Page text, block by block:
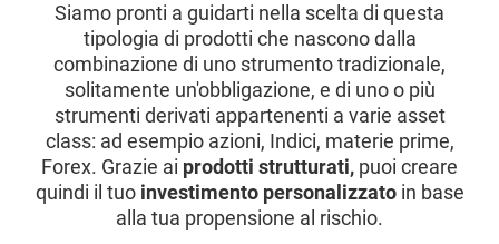
Siamo pronti a guidarti nella scelta di questa
tipologia di prodotti che nascono dalla
combinazione di uno strumento tradizionale,
solitamente un'obbligazione, e di uno o più
strumenti derivati appartenenti a varie asset
class: ad esempio azioni, Indici, materie prime,
Forex. Grazie ai prodotti strutturati, puoi creare
quindi il tuo investimento personalizzatoin base
alla tua propensione al rischio.